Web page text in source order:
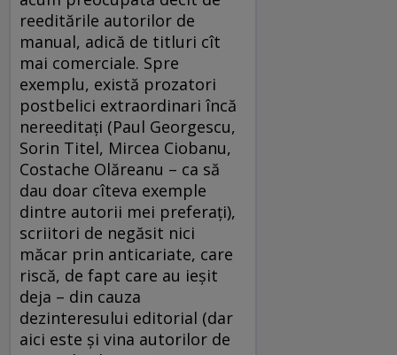
reeditările autorilor de
manual, adică de titluri cît
mai comerciale. Spre
exemplu, există prozatori
postbelici extraordinari încă
nereeditaţi (Paul Georgescu,
Sorin Titel, Mircea Ciobanu,
Costache Olăreanu – ca să
dau doar cîteva exemple
dintre autorii mei preferaţi),
scriitori de negăsit nici
măcar prin anticariate, care
riscă, de fapt care au ieşit
deja – din cauza
dezinteresului editorial (dar
aici este şi vina autorilor de